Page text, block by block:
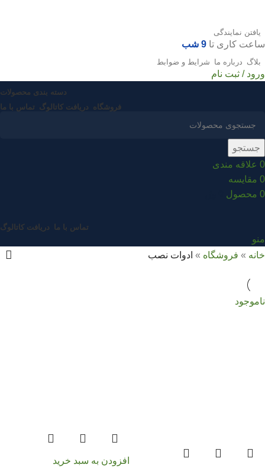
یافتن نمایندگی
ساعت کاری تا 9 شب
بلاگ درباره ما شرایط و ضوابط
ورود / ثبت نام
دسته بندی محصولات
فروشگاه دریافت کاتالوگ تماس با ما
جستجو
0 علاقه مندی
0 مقایسه
0 محصول
تماس با ما دریافت کاتالوگ
منو
خانه » فروشگاه » ادوات نصب
ناموجود
افزودن به سبد خرید